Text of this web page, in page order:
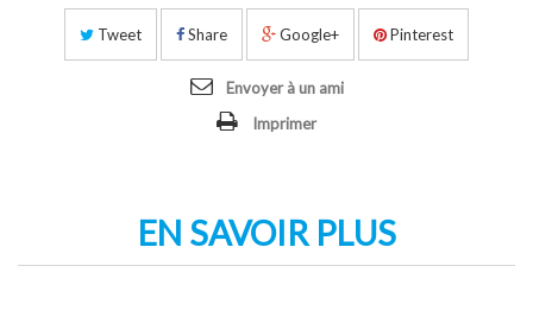
Tweet Share Google+ Pinterest
Envoyer à un ami
Imprimer
EN SAVOIR PLUS